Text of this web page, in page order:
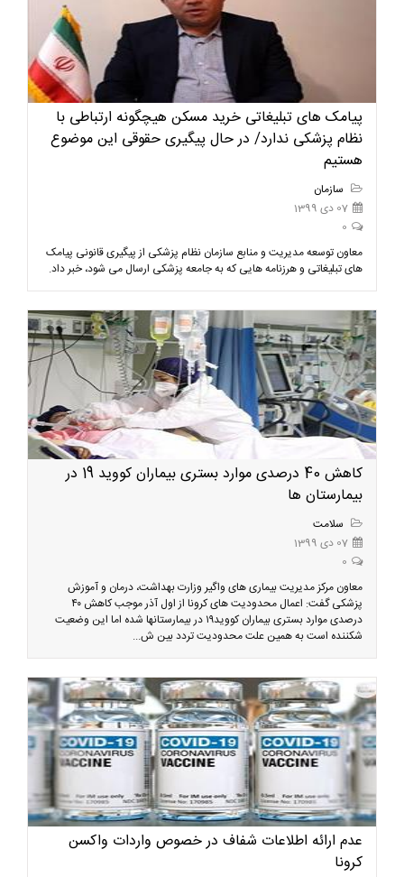
پیامک های تبلیغاتی خرید مسکن هیچگونه ارتباطی با
نظام پزشکی ندارد/ در حال پیگیری حقوقی این موضوع
هستیم
سازمان
07 دی 1399
0
معاون توسعه مدیریت و منابع سازمان نظام پزشکی از پیگیری قانونی پیامک
های تبلیغاتی و هرزنامه هایی که به جامعه پزشکی ارسال می شود، خبر داد.
کاهش 40 درصدی موارد بستری بیماران کووید 19 در
بیمارستان ها
سلامت
07 دی 1399
0
معاون مرکز مدیریت بیماری های واگیر وزارت بهداشت، درمان و آموزش
پزشکی گفت: اعمال محدودیت های کرونا از اول آذر موجب کاهش ۴۰
درصدی موارد بستری بیماران کووید۱۹ در بیمارستانها شده اما این وضعیت
شکننده است به همین علت محدودیت تردد بین ش...
عدم ارائه اطلاعات شفاف در خصوص واردات واکسن
کرونا